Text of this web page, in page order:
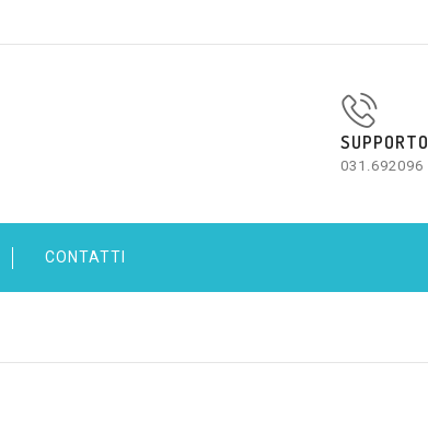
SUPPORTO
031.692096
CONTATTI